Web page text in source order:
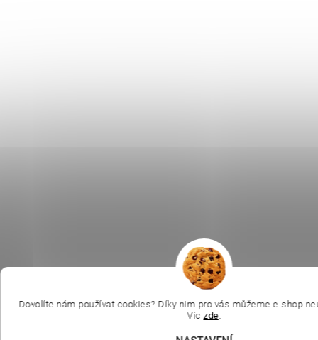
Dovolíte nám používat cookies? Díky nim pro vás můžeme e-shop
Víczde.